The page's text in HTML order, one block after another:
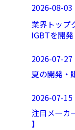
2026-08-03
業界トップ
IGBTを開
2026-07-27
夏の開発・
2026-07-15
注目メーカ
】